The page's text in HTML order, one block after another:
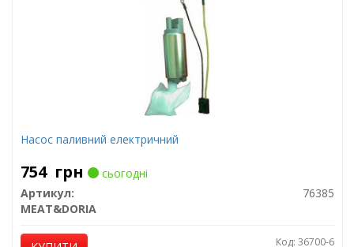
Насос паливний електричний
754 грн
сьогодні
Артикул:
76385
MEAT&DORIA
Код: 36700-6